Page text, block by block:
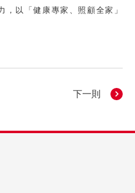
以「健康專家、照顧全家」
下一則